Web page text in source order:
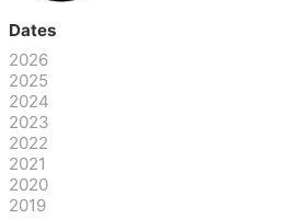
Dates
2026
2025
2024
2023
2022
2021
2020
2019